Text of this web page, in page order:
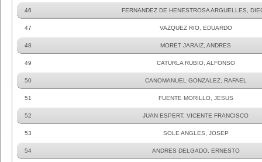
46 FERNANDEZ DE HENESTROSA ARGUELLES,
47 VAZQUEZ RIO, EDUARDO
48 MORET JARAIZ, ANDRES
49 CATURLA RUBIO, ALFONSO
50 CANOMANUEL GONZALEZ, RAFAEL
51 FUENTE MORILLO, JESUS
52 JUAN ESPERT, VICENTE FRANCISCO
53 SOLE ANGLES, JOSEP
54 ANDRES DELGADO, ERNESTO